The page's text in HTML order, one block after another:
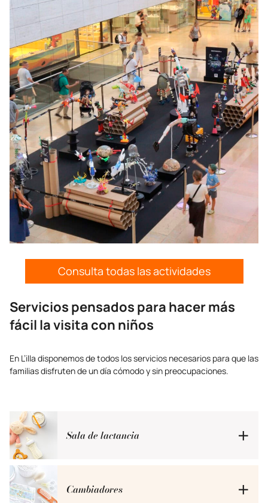
Consulta todas las actividades
Servicios pensados para hacer más
fácil la visita con niños
En L’illa disponemos de todos los servicios necesarios para que las
familias disfruten de un día cómodo y sin preocupaciones.
Sala de lactancia
Situada en la primera planta, disponemos de una sala
independiente y tranquila. Está completamente equipada
con microondas, mesa, asientos ergonómicos y cambiador.
Cambiadores